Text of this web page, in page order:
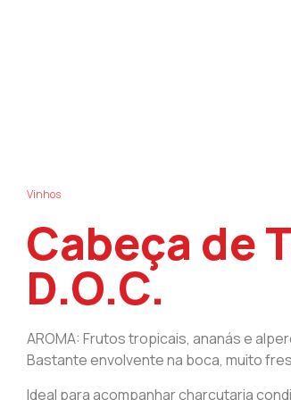
Vinhos
Cabeça de
D.O.C.
AROMA: Frutos tropicais, ananás e
Bastante envolvente na boca, muito
Ideal para acompanhar charcutaria